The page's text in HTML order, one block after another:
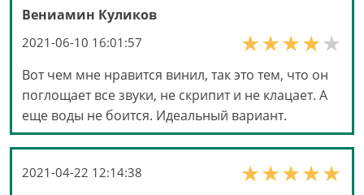
Вениамин Куликов
2021-06-10 16:01:57
Вот чем мне нравится винил, так это тем, что он
поглощает все звуки, не скрипит и не клацает. А
еще воды не боится. Идеальный вариант.
2021-04-22 12:14:38